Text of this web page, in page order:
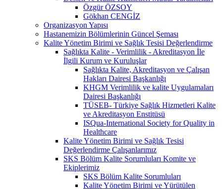
Özgür ÖZSOY
Gökhan CENGİZ
Organizasyon Yapısı
Hastanemizin Bölümlerinin Güncel Şeması
Kalite Yönetim Birimi ve Sağlık Tesisi Değerlendirme
Sağlıkta Kalite - Verimlilik - Akreditasyon İle
İlgili Kurum ve Kuruluşlar
Sağlıkta Kalite, Akreditasyon ve Çalışan
Hakları Dairesi Başkanlığı
KHGM Verimlilik ve kalite Uygulamaları
Dairesi Başkanlığı
TÜSEB- Türkiye Sağlık Hizmetleri Kalite
ve Akreditasyon Enstitüsü
ISQua-International Society for Quality in
Healthcare
Kalite Yönetim Birimi ve Sağlık Tesisi
Değerlendirme Çalışanlarımız
SKS Bölüm Kalite Sorumluları Komite ve
Ekiplerimiz
SKS Bölüm Kalite Sorumluları
Kalite Yönetim Birimi ve Yürütülen